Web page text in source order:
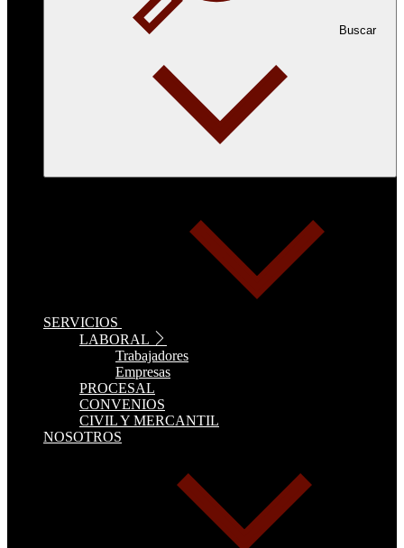
Buscar
SERVICIOS
LABORAL
Trabajadores
Empresas
PROCESAL
CONVENIOS
CIVIL Y MERCANTIL
NOSOTROS